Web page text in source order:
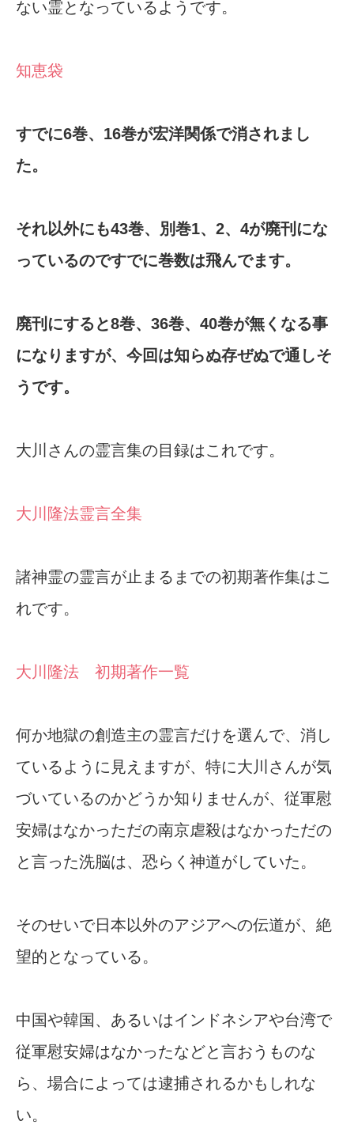
ない霊となっているようです。
知恵袋
すでに6巻、16巻が宏洋関係で消されまし
た。
それ以外にも43巻、別巻1、2、4が廃刊にな
っているのですでに巻数は飛んでます。
廃刊にすると8巻、36巻、40巻が無くなる事
になりますが、今回は知らぬ存ぜぬで通しそ
うです。
大川さんの霊言集の目録はこれです。
大川隆法霊言全集
諸神霊の霊言が止まるまでの初期著作集はこ
れです。
大川隆法 初期著作一覧
何か地獄の創造主の霊言だけを選んで、消し
ているように見えますが、特に大川さんが気
づいているのかどうか知りませんが、従軍慰
安婦はなかっただの南京虐殺はなかっただの
と言った洗脳は、恐らく神道がしていた。
そのせいで日本以外のアジアへの伝道が、絶
望的となっている。
中国や韓国、あるいはインドネシアや台湾で
従軍慰安婦はなかったなどと言おうものな
ら、場合によっては逮捕されるかもしれな
い。